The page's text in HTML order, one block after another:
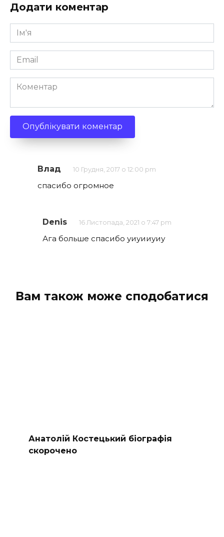
Додати коментар
Ім'я
*
Email
*
Коментар
Влад 10 Грудня, 2017 о 12:00 pm
спасибо огромное
Denis 16 Листопада, 2021 о 7:47 pm
Ага больше спасибо уиуииуиу
Вам також може сподобатися
Анатолій Костецький біографія
скорочено